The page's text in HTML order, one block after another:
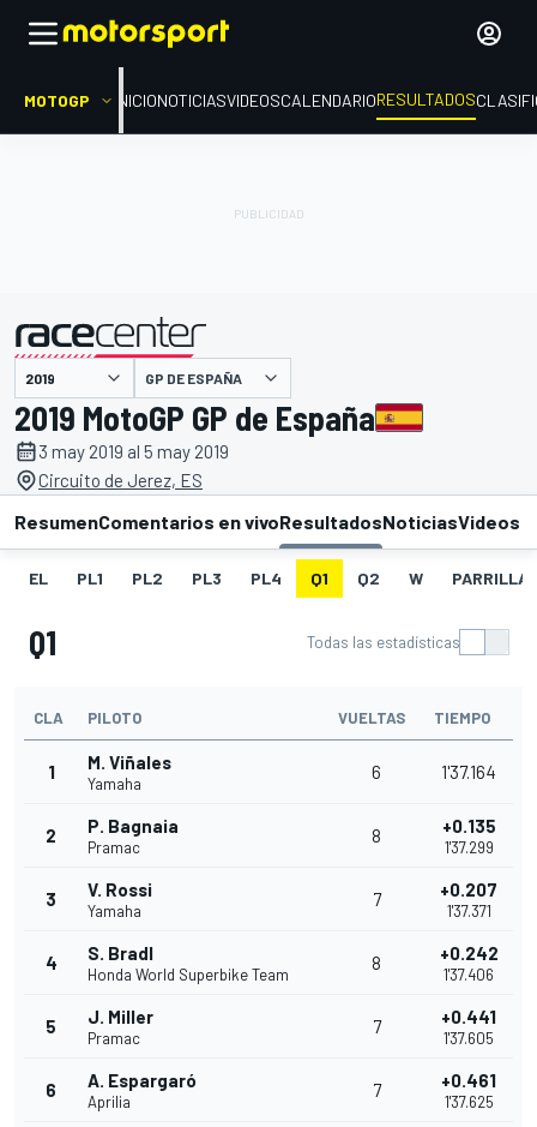
MOTOGP INICIONOTICIASVIDEOSCALENDARIORESULTADOS
presentado por GP DE ESPAÑA
2019 MotoGP GP de España
3 may 2019 al 5 may 2019
Circuito de Jerez, ES
ResumenComentarios en vivoResultadosNoticiasVideos
EL PL1 PL2 PL3 PL4 Q1 Q2 W PARRILLA
Q1 Todas las estadísticas
CLA PILOTO VUELTAS TIEMPO
1 M. Viñales
Yamaha
6 1'37.164
2 P. Bagnaia
Pramac
8 +0.135
1'37.299
3 V. Rossi
Yamaha
7 +0.207
1'37.371
4 S. Bradl
Honda World Superbike Team
8 +0.242
1'37.406
5 J. Miller
Pramac
7 +0.441
1'37.605
6 A. Espargaró
Aprilia
7 +0.461
1'37.625